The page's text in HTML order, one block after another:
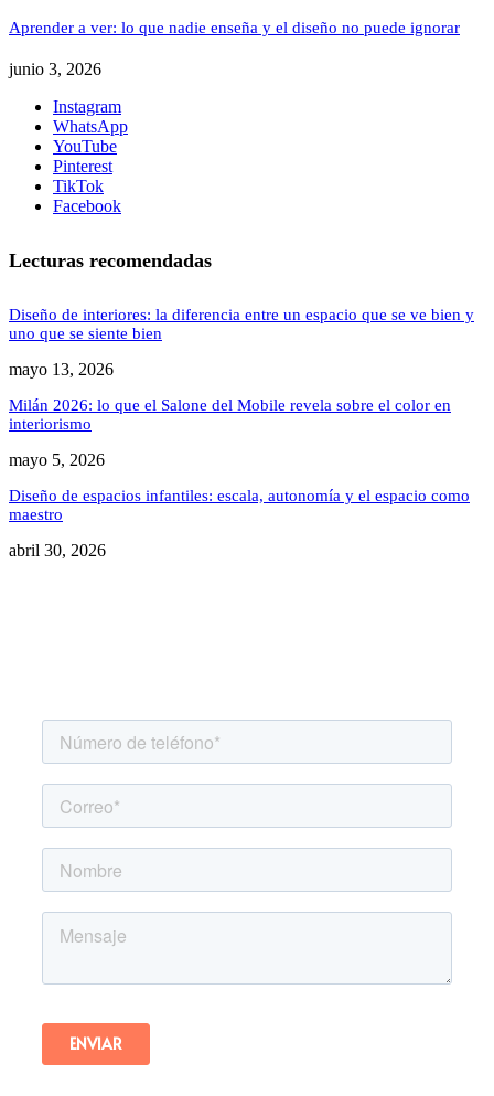
Aprender a ver: lo que nadie enseña y el diseño no puede ignorar
junio 3, 2026
Instagram
WhatsApp
YouTube
Pinterest
TikTok
Facebook
Lecturas recomendadas
Diseño de interiores: la diferencia entre un espacio que se ve bien y
uno que se siente bien
mayo 13, 2026
Milán 2026: lo que el Salone del Mobile revela sobre el color en
interiorismo
mayo 5, 2026
Diseño de espacios infantiles: escala, autonomía y el espacio como
maestro
abril 30, 2026